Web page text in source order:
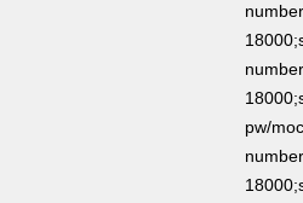
pw/